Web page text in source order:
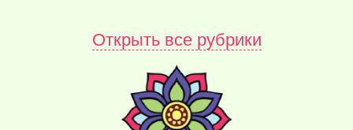
Открыть все рубрики